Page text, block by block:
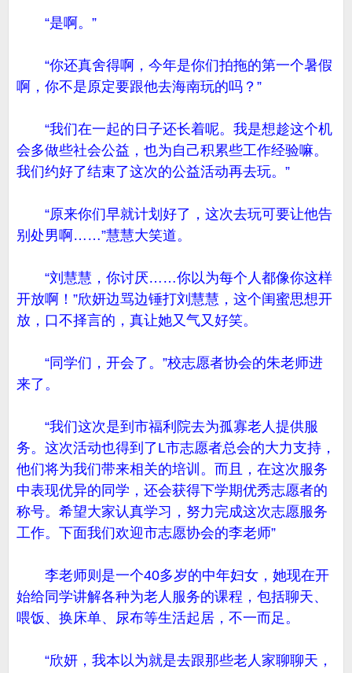
“是啊。”
“你还真舍得啊，今年是你们拍拖的第一个暑假
啊，你不是原定要跟他去海南玩的吗？”
“我们在一起的日子还长着呢。我是想趁这个机
会多做些社会公益，也为自己积累些工作经验嘛。
我们约好了结束了这次的公益活动再去玩。”
“原来你们早就计划好了，这次去玩可要让他告
别处男啊……”慧慧大笑道。
“刘慧慧，你讨厌……你以为每个人都像你这样
开放啊！”欣妍边骂边锤打刘慧慧，这个闺蜜思想开
放，口不择言的，真让她又气又好笑。
“同学们，开会了。”校志愿者协会的朱老师进
来了。
“我们这次是到市福利院去为孤寡老人提供服
务。这次活动也得到了L市志愿者总会的大力支持，
他们将为我们带来相关的培训。而且，在这次服务
中表现优异的同学，还会获得下学期优秀志愿者的
称号。希望大家认真学习，努力完成这次志愿服务
工作。下面我们欢迎市志愿协会的李老师”
李老师则是一个40多岁的中年妇女，她现在开
始给同学讲解各种为老人服务的课程，包括聊天、
喂饭、换床单、尿布等生活起居，不一而足。
“欣妍，我本以为就是去跟那些老人家聊聊天，